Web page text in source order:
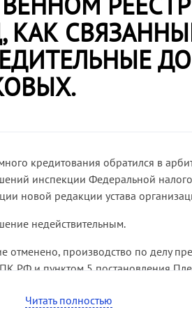
кредитования обратился в
инспекции Федеральной
новой редакции устава
недействительным.
производство по делу
АПК РФ и пунктом 5 постановления
(постановление ФАС СЗО от
Читать полностью